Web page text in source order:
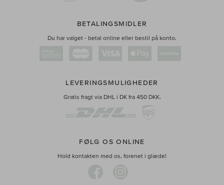
BETALINGSMIDLER
Du har valget - betal online eller bestil på konto.
LEVERINGSMULIGHEDER
Gratis fragt via DHL i DK fra 450 DKK.
FØLG OS ONLINE
Hold kontakten med os, forenet i glæde!